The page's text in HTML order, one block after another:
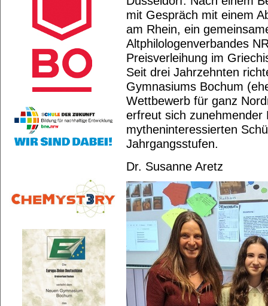
mit Gespräch mit einem
am Rhein, ein
Altphilologenverbandes
Preisverleihung im
Seit drei Jahrzehnten
Gymnasiums Bochum
Wettbewerb für ganz
erfreut sich zunehmender
mytheninteressierten
Jahrgangsstufen.
Dr. Susanne Aretz